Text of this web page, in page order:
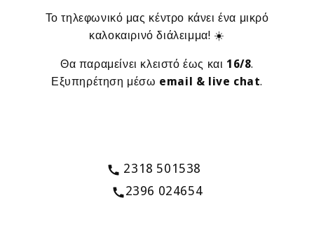
Το τηλεφωνικό μας κέντρο κάνει ένα μικρό
καλοκαιρινό διάλειμμα! ☀️
Θα παραμείνει κλειστό έως και 16/8.
Εξυπηρέτηση μέσω email & live chat.
2318 501538
2396 024654